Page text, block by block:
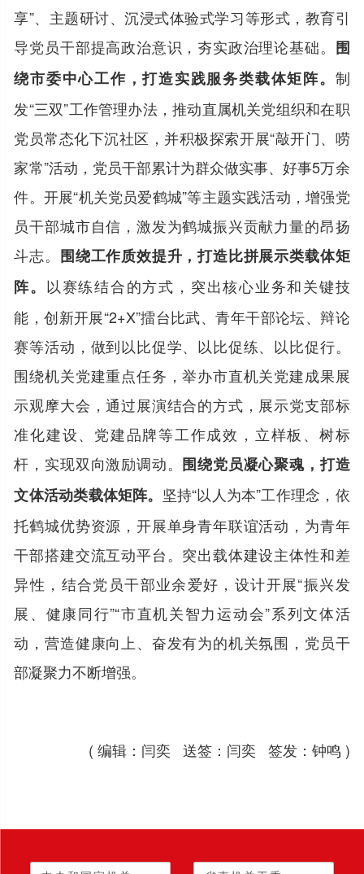
享”、主题研讨、沉浸式体验式学习等形式，教育引
导党员干部提高政治意识，夯实政治理论基础。
围
绕市委中心工作，打造实践服务类载体矩阵。 制
发“三双”工作管理办法，推动直属机关党组织和在职
党员常态化下沉社区，并积极探索开展“敲开门、唠
家常”活动，党员干部累计为群众做实事、好事5万余
件。开展“机关党员爱鹤城”等主题实践活动，增强党
员干部城市自信，激发为鹤城振兴贡献力量的昂扬
斗志。
围绕工作质效提升，打造比拼展示类载体矩
阵。 以赛练结合的方式，突出核心业务和关键技
能，创新开展“2+X”擂台比武、青年干部论坛、辩论
赛等活动，做到以比促学、以比促练、以比促行。
围绕机关党建重点任务，举办市直机关党建成果展
示观摩大会，通过展演结合的方式，展示党支部标
准化建设、党建品牌等工作成效，立样板、树标
杆，实现双向激励调动。
围绕党员凝心聚魂，打造
文体活动类载体矩阵。 坚持“以人为本”工作理念，依
托鹤城优势资源，开展单身青年联谊活动，为青年
干部搭建交流互动平台。突出载体建设主体性和差
异性，结合党员干部业余爱好，设计开展“振兴发
展、健康同行”“市直机关智力运动会”系列文体活
动，营造健康向上、奋发有为的机关氛围，党员干
部凝聚力不断增强。
( 编辑：闫奕 送签：闫奕 签发：钟鸣 )